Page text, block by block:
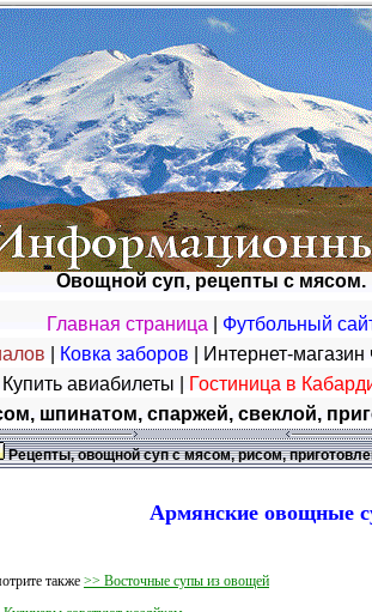
Овощной суп, рецепты с мясом.
Главная страница
Футбольный
Ковка заборов Интернет-
Купить авиабилеты Гостиница в
шпинатом, спаржей, свеклой,
Рецепты, овощной суп с мясом, рисом,
Армянские овощные
также >> Восточные супы из овощей